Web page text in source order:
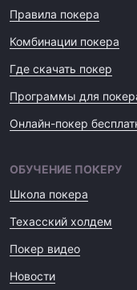
Правила покера
Комбинации покера
Где скачать покер
Программы для
Онлайн-покер
ОБУЧЕНИЕ ПОКЕРУ
Школа покера
Техасский холдем
Покер видео
Новости